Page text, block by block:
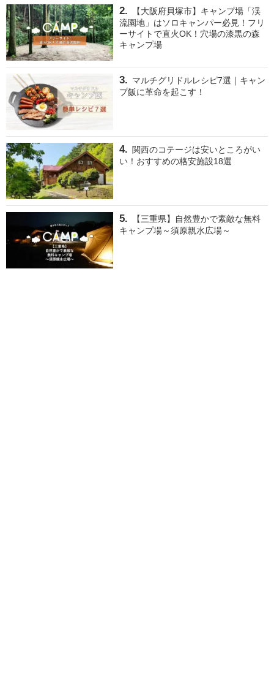
【大阪府貝塚市】キャンプ場「渓
流園地」はソロキャンパー必見！フリ
ーサイトで直火OK！穴場の漆黒の森
キャンプ場
マルチグリドルレシピ7選｜キャン
プ飯に革命を起こす！
関西のコテージは安いところがい
い！おすすめの格安施設18選
【三重県】自然豊かで素敵な無料
キャンプ場～須原親水広場～